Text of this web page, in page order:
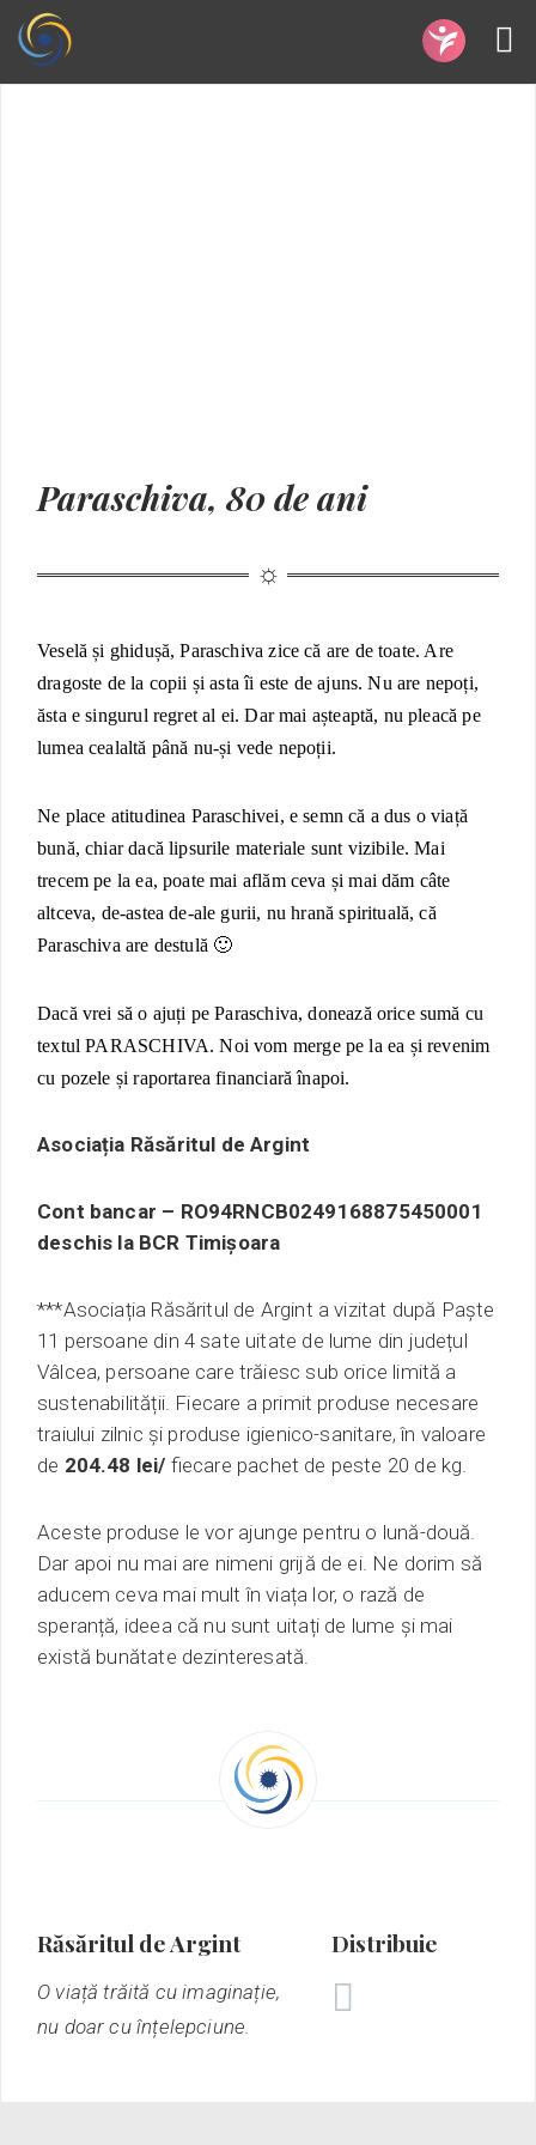
Paraschiva, 80 de ani
Veselă și ghidușă, Paraschiva zice că are de toate. Are
dragoste de la copii și asta îi este de ajuns.Nu are nepoți,
ăsta e singurul regret al ei. Dar mai așteaptă, nu pleacă pe
lumea cealaltă până nu-și vede nepoții.
Ne place atitudinea Paraschivei, e semn că a dus o viață
bună, chiar dacă lipsurile materiale sunt vizibile. Mai
trecem pe la ea, poate mai aflăm ceva și mai dăm câte
altceva, de-astea de-ale gurii, nu hrană spirituală, că
Paraschiva are destulă 🙂
Dacă vrei să o ajuți pe Paraschiva, donează orice sumă cu
textul PARASCHIVA. Noi vom merge pe la ea și revenim
cu pozele și raportarea financiară înapoi.
Asociația Răsăritul de Argint
Cont bancar – RO94RNCB0249168875450001
deschis la BCR Timișoara
***Asociația Răsăritul de Argint a vizitat după Paște
11 persoane din 4 sate uitate de lume din județul
Vâlcea, persoane care trăiesc sub orice limită a
sustenabilității. Fiecare a primit produse necesare
traiului zilnic și produse igienico-sanitare, în valoare
de 204.48 lei/ fiecare pachet de peste 20 de kg.
Aceste produse levorajunge pentru o lună-două.
Dar apoi nu mai are nimeni grijă de ei. Ne dorim să
aducem ceva mai mult în viața lor, o rază de
speranță, ideea că nu sunt uitați de lume și mai
există bunătate dezinteresată.
Răsăritul de Argint
O viață trăită cu imaginație,
nu doar cu înțelepciune.
Distribuie